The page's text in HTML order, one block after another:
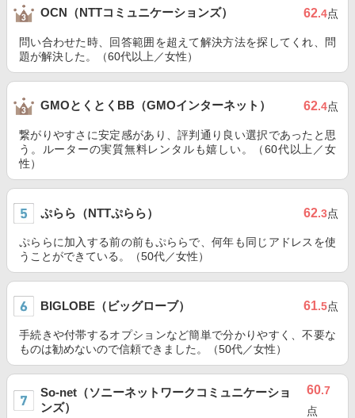
OCN（NTTコミュニケーションズ） 62.4点
問い合わせた時、回答範囲を超えて解決方法を探してくれ、問
題が解決した。（60代以上／女性）
GMOとくとくBB（GMOインターネット） 62.4点
繋がりやすさに安定感があり、評判通り良い選択であったと思
う。ルーターの実質無料レンタルも嬉しい。（60代以上／女
性）
ぷらら（NTTぷらら） 62.3点
ぷららに加入する前の前もぷららで、何年も同じアドレスを使
うことができている。（50代／女性）
BIGLOBE（ビッグローブ） 61.5点
手続きや付帯するオプションなど簡単で分かりやすく、不要な
ものは勧めないので信頼できました。（50代／女性）
So-net（ソニーネットワークコミュニケーショ
ンズ）
60.7
点